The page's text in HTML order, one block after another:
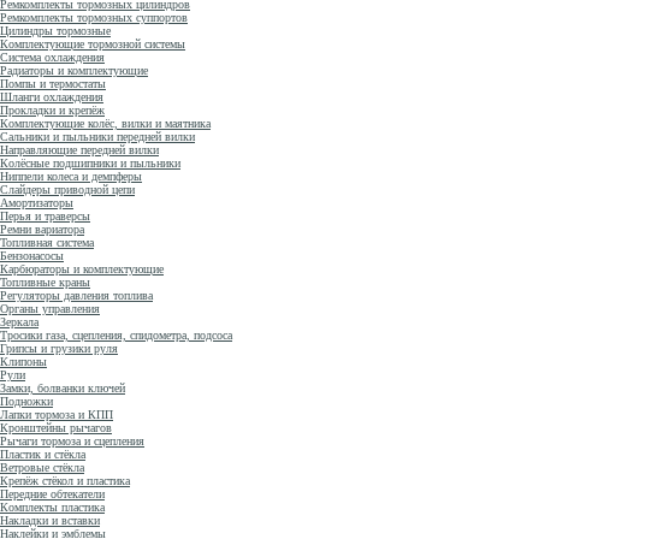
Ремкомплекты тормозных цилиндров
Ремкомплекты тормозных суппортов
Цилиндры тормозные
Комплектующие тормозной системы
Система охлаждения
Радиаторы и комплектующие
Помпы и термостаты
Шланги охлаждения
Прокладки и крепёж
Комплектующие колёс, вилки и маятника
Сальники и пыльники передней вилки
Направляющие передней вилки
Колёсные подшипники и пыльники
Ниппели колеса и демпферы
Слайдеры приводной цепи
Амортизаторы
Перья и траверсы
Ремни вариатора
Топливная система
Бензонасосы
Карбюраторы и комплектующие
Топливные краны
Регуляторы давления топлива
Органы управления
Зеркала
Тросики газа, сцепления, спидометра, подсоса
Грипсы и грузики руля
Клипоны
Рули
Замки, болванки ключей
Подножки
Лапки тормоза и КПП
Кронштейны рычагов
Рычаги тормоза и сцепления
Пластик и стёкла
Ветровые стёкла
Крепёж стёкол и пластика
Передние обтекатели
Комплекты пластика
Накладки и вставки
Наклейки и эмблемы